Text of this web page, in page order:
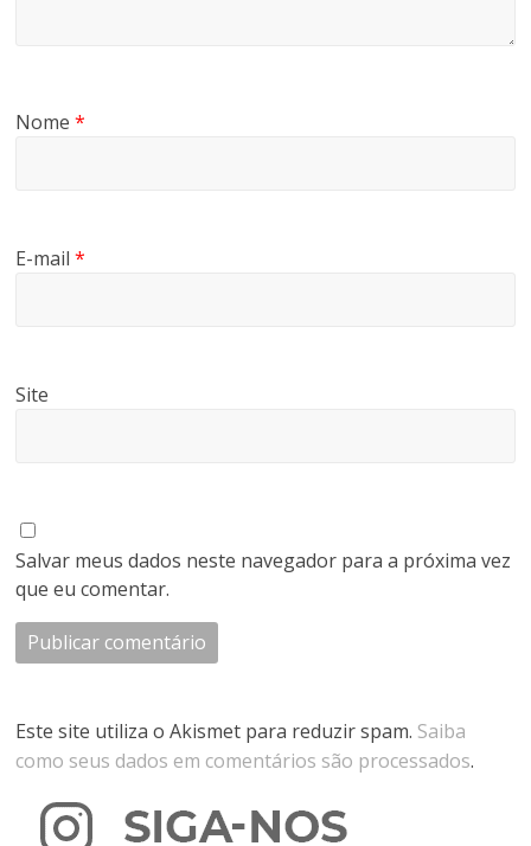
Nome*
E-mail*
Site
Salvar meus dados neste navegador para a próxima vez
que eu comentar.
Este site utiliza o Akismet para reduzir spam. Saiba
como seus dados em comentários são processados.